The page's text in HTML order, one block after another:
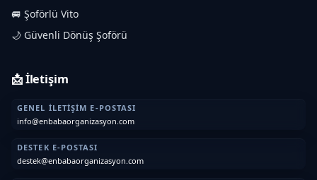
🚐 Şoförlü Vito
🌙 Güvenli Dönüş Şoförü
📩 İletişim
GENEL İLETIŞIM E-POSTASI
info@enbabaorganizasyon.com
DESTEK E-POSTASI
destek@enbabaorganizasyon.com